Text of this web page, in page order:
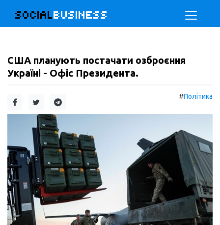
SOCIALBUSINESS
США планують постачати озброєння
Україні - Офіс Президента.
#Політика